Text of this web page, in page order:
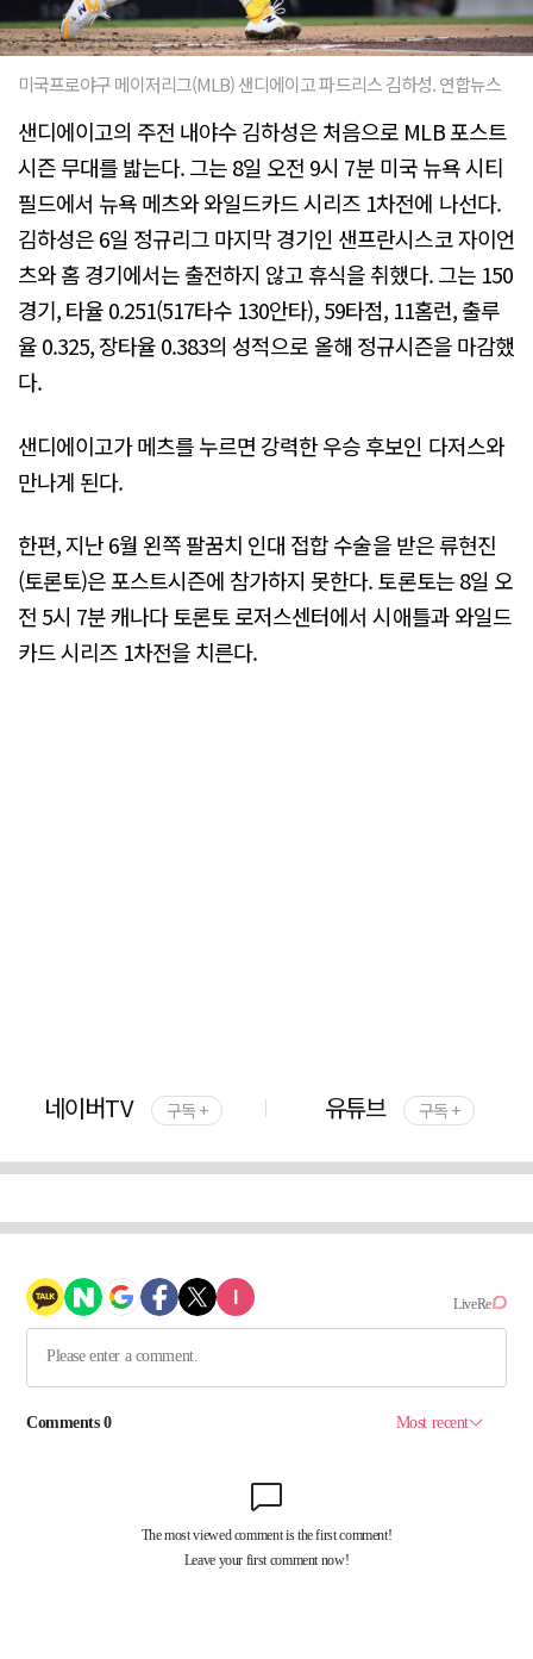
미국프로야구 메이저리그(MLB) 샌디에이고 파드리스 김하성. 연합뉴스
샌디에이고의 주전 내야수 김하성은 처음으로 MLB 포스트
시즌 무대를 밟는다. 그는 8일 오전 9시 7분 미국 뉴욕 시티
필드에서 뉴욕 메츠와 와일드카드 시리즈 1차전에 나선다.
김하성은 6일 정규리그 마지막 경기인 샌프란시스코 자이언
츠와 홈 경기에서는 출전하지 않고 휴식을 취했다. 그는 150
경기, 타율 0.251(517타수 130안타), 59타점, 11홈런, 출루
율 0.325, 장타율 0.383의 성적으로 올해 정규시즌을 마감했
다.
샌디에이고가 메츠를 누르면 강력한 우승 후보인 다저스와
만나게 된다.
한편, 지난 6월 왼쪽 팔꿈치 인대 접합 수술을 받은 류현진
(토론토)은 포스트시즌에 참가하지 못한다. 토론토는 8일 오
전 5시 7분 캐나다 토론토 로저스센터에서 시애틀과 와일드
카드 시리즈 1차전을 치른다.
네이버TV 구독 + 유튜브 구독 +